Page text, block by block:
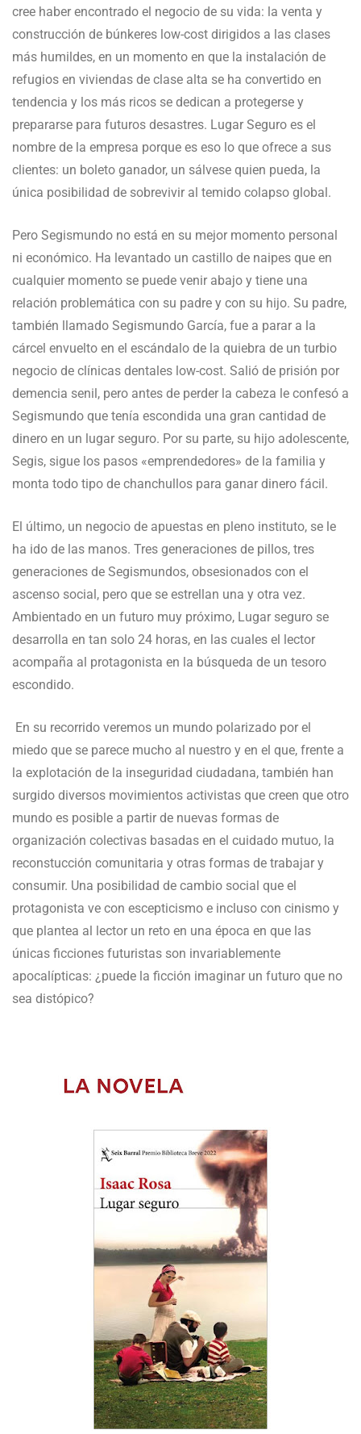
cree haber encontrado el negocio de su vida: la venta y
construcción de búnkeres low-cost dirigidos a las clases
más humildes, en un momento en que la instalación de
refugios en viviendas de clase alta se ha convertido en
tendencia y los más ricos se dedican a protegerse y
prepararse para futuros desastres. Lugar Seguro es el
nombre de la empresa porque es eso lo que ofrece a sus
clientes: un boleto ganador, un sálvese quien pueda, la
única posibilidad de sobrevivir al temido colapso global.
Pero Segismundo no está en su mejor momento personal
ni económico. Ha levantado un castillo de naipes que en
cualquier momento se puede venir abajo y tiene una
relación problemática con su padre y con su hijo. Su padre,
también llamado Segismundo García, fue a parar a la
cárcel envuelto en el escándalo de la quiebra de un turbio
negocio de clínicas dentales low-cost. Salió de prisión por
demencia senil, pero antes de perder la cabeza le confesó a
Segismundo que tenía escondida una gran cantidad de
dinero en un lugar seguro. Por su parte, su hijo adolescente,
Segis, sigue los pasos «emprendedores» de la familia y
monta todo tipo de chanchullos para ganar dinero fácil.
El último, un negocio de apuestas en pleno instituto, se le
ha ido de las manos. Tres generaciones de pillos, tres
generaciones de Segismundos, obsesionados con el
ascenso social, pero que se estrellan una y otra vez.
Ambientado en un futuro muy próximo, Lugar seguro se
desarrolla en tan solo 24 horas, en las cuales el lector
acompaña al protagonista en la búsqueda de un tesoro
escondido.
En su recorrido veremos un mundo polarizado por el
miedo que se parece mucho al nuestro y en el que, frente a
la explotación de la inseguridad ciudadana, también han
surgido diversos movimientos activistas que creen que otro
mundo es posible a partir de nuevas formas de
organización colectivas basadas en el cuidado mutuo, la
reconstucción comunitaria y otras formas de trabajar y
consumir. Una posibilidad de cambio social que el
protagonista ve con escepticismo e incluso con cinismo y
que plantea al lector un reto en una época en que las
únicas ficciones futuristas son invariablemente
apocalípticas: ¿puede la ficción imaginar un futuro que no
sea distópico?